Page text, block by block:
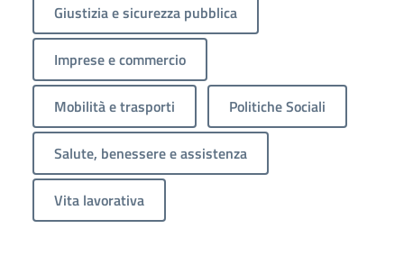
Giustizia e sicurezza pubblica
Imprese e commercio
Mobilità e trasporti Politiche Sociali
Salute, benessere e assistenza
Vita lavorativa